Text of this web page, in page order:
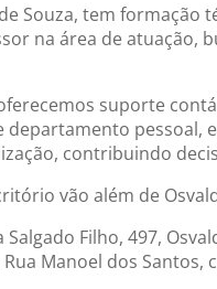
Souza, tem
na área de
suporte
pessoal,
contribuindo
vão além de
Filho, 497,
Manoel dos